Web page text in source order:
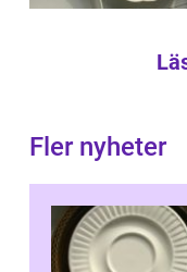
Fler nyheter